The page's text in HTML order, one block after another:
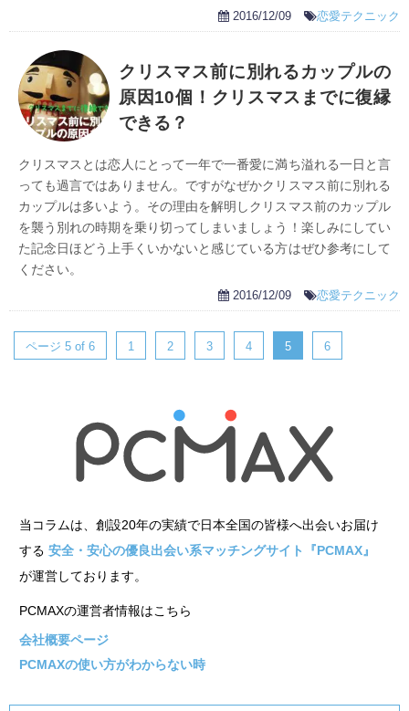
2016/12/09 恋愛テクニック
クリスマス前に別れるカップルの
原因10個！クリスマスまでに復縁
できる？
クリスマスとは恋人にとって一年で一番愛に満ち溢れる一日と言
っても過言ではありません。ですがなぜかクリスマス前に別れる
カップルは多いよう。その理由を解明しクリスマス前のカップル
を襲う別れの時期を乗り切ってしまいましょう！楽しみにしてい
た記念日ほどう上手くいかないと感じている方はぜひ参考にして
ください。
2016/12/09 恋愛テクニック
ページ 5 of 6 1 2 3 4 5 6
当コラムは、創設20年の実績で日本全国の皆様へ出会いお届け
する 安全・安心の優良出会い系マッチングサイト『PCMAX』
が運営しております。
PCMAXの運営者情報はこちら
会社概要ページ
PCMAXの使い方がわからない時